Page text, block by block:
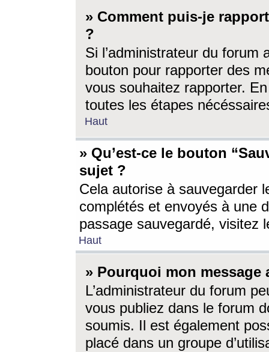
» Comment puis-je
?
Si l’administrateur du forum
bouton pour rapporter des
vous souhaitez rapporter.
toutes les étapes
Haut
» Qu’est-ce le bouton
sujet ?
Cela autorise à sauvegarder
complétés et envoyés à une
passage sauvegardé, visitez
Haut
» Pourquoi mon message
L’administrateur du forum
vous publiez dans le forum
soumis. Il est également
placé dans un groupe